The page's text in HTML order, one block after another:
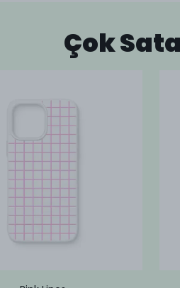
Çok